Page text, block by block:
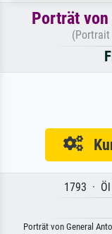
Porträt von
(Portrait
1793 ·
Porträt von General